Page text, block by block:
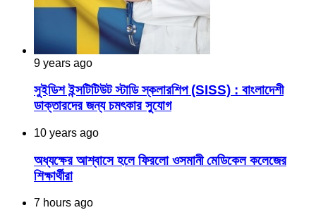
9 years ago
সুইডিশ ইন্সটিটিউট স্টাডি স্কলারশিপ (SISS) : বাংলাদেশী
ডাক্তারদের জন্য চমৎকার সুযোগ
10 years ago
অধ্যক্ষের আশ্বাসে হলে ফিরলো ওসমানী মেডিকেল কলেজের
শিক্ষার্থীরা
7 hours ago